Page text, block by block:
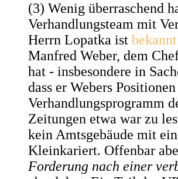
(3) Wenig überraschend
Verhandlungsteam mit
Herrn Lopatka ist
Manfred Weber, dem
hat - insbesondere in
dass er Webers
Verhandlungsprogramm
Zeitungen etwa war zu
kein Amtsgebäude mit
Kleinkariert. Offenbar
Forderung nach einer